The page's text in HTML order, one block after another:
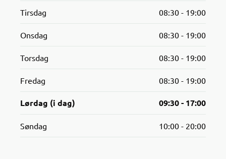
Tirsdag 08:30 - 19:00
Onsdag 08:30 - 19:00
Torsdag 08:30 - 19:00
Fredag 08:30 - 19:00
Lørdag (i dag) 09:30 - 17:00
Søndag 10:00 - 20:00